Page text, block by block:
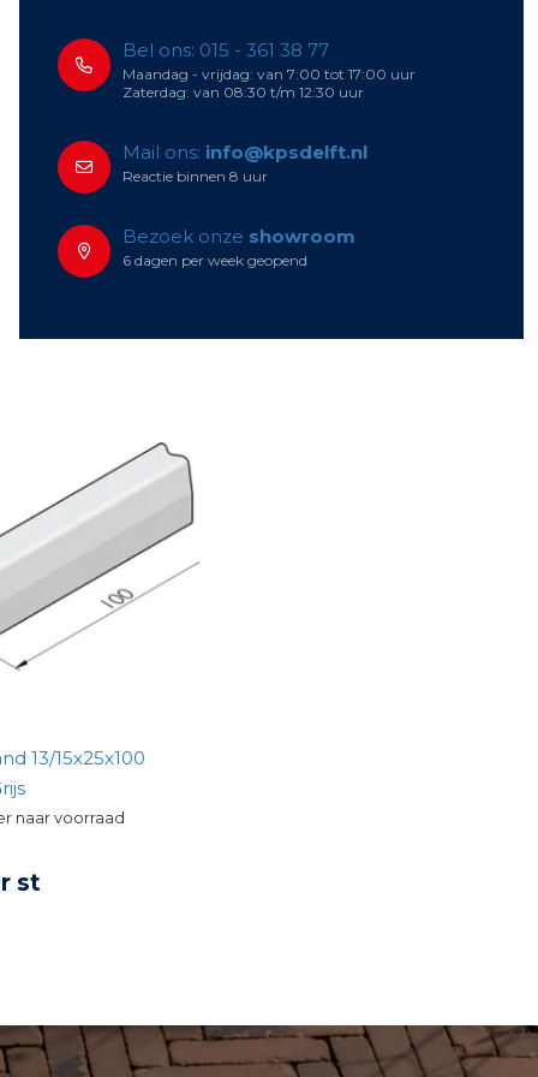
Bel ons: 015 - 361 38 77
Maandag - vrijdag: van 7:00 tot 17:00 uur
Zaterdag: van 08:30 t/m 12:30 uur
Mail ons: info@kpsdelft.nl
Reactie binnen 8 uur
Bezoek onze showroom
6 dagen per week geopend
13/15x25x100
naar voorraad
st